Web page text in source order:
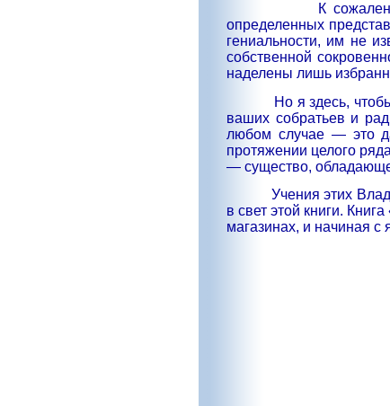
К
определенных
гениальности, им не
собственной
наделены лишь
Но я здесь,
ваших собратьев и
любом случае — это
протяжении целого
— существо,
Учения этих
в свет этой книги.
магазинах, и начиная с